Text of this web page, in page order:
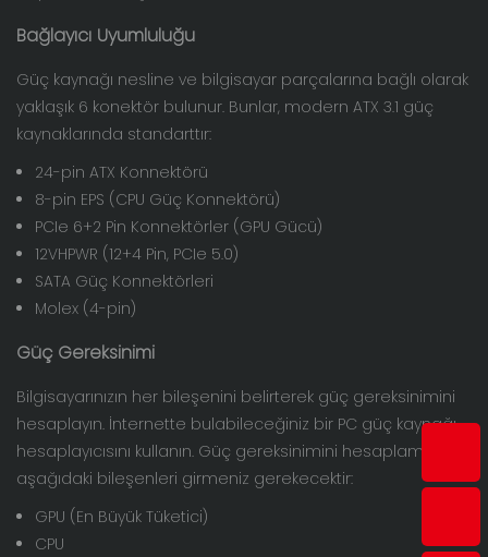
Bağlayıcı Uyumluluğu
Güç kaynağı nesline ve bilgisayar parçalarına bağlı olarak
yaklaşık 6 konektör bulunur. Bunlar, modern ATX 3.1 güç
kaynaklarında standarttır:
24-pin ATX Konnektörü
8-pin EPS (CPU Güç Konnektörü)
PCIe 6+2 Pin Konnektörler (GPU Gücü)
12VHPWR (12+4 Pin, PCIe 5.0)
SATA Güç Konnektörleri
Molex (4-pin)
Güç Gereksinimi
Bilgisayarınızın her bileşenini belirterek güç gereksinimini
hesaplayın. İnternette bulabileceğiniz bir PC güç kaynağı
hesaplayıcısını kullanın. Güç gereksinimini hesaplamak için
aşağıdaki bileşenleri girmeniz gerekecektir:
GPU (En Büyük Tüketici)
CPU